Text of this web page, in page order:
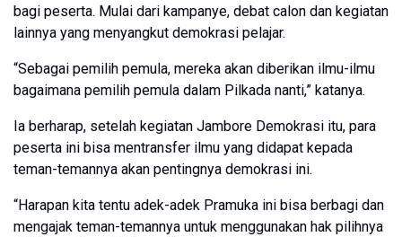
bagi peserta. Mulai dari kampanye, debat calon dan kegiatan
lainnya yang menyangkut demokrasi pelajar.
“Sebagai pemilih pemula, mereka akan diberikan ilmu-ilmu
bagaimana pemilih pemula dalam Pilkada nanti,” katanya.
Ia berharap, setelah kegiatan Jambore Demokrasi itu, para
peserta ini bisa mentransfer ilmu yang didapat kepada
teman-temannya akan pentingnya demokrasi ini.
“Harapan kita tentu adek-adek Pramuka ini bisa berbagi dan
mengajak teman-temannya untuk menggunakan hak pilihnya